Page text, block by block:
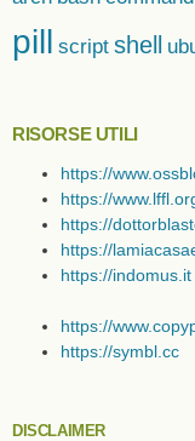
pill script shell
RISORSE UTILI
https://
https://
https://
https://
https://indomus.it
https://
https://symbl.cc
DISCLAIMER